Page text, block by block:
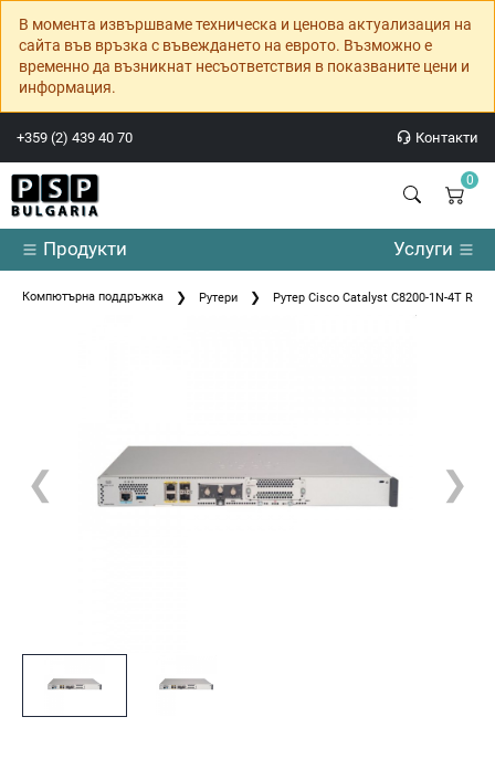
В момента извършваме техническа и ценова актуализация на
сайта във връзка с въвеждането на еврото. Възможно е
временно да възникнат несъответствия в показваните цени и
информация.
+359 (2) 439 40 70 Контакти
0
Продукти Услуги
Компютърна поддръжка Рутери Рутер Cisco Catalyst C8200-1N-4T
❮ ❯